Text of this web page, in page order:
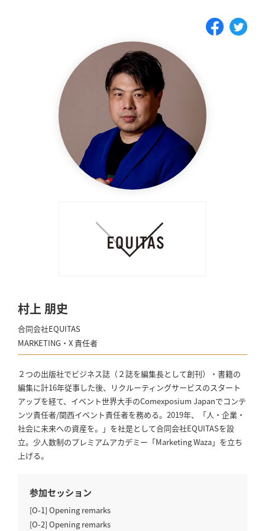
村上 朋史
合同会社EQUITAS
MARKETING・X 責任者
２つの出版社でビジネス誌（２誌を編集長として創刊）・書籍の
編集に計16年従事した後、リクルーティングサービスのスタート
アップを経て、イベント世界大手のComexposium Japanでコンテ
ンツ責任者/関西イベント責任者を務める。2019年、「人・企業・
社会に未来への資産を。」を社是として合同会社EQUITASを設
立。少人数制のプレミアムアカデミー「Marketing Waza」を立ち
上げる。
参加セッション
[O-1] Opening remarks
[O-2] Opening remarks